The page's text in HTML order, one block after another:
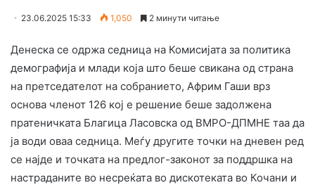
23.06.2025 15:33 1,050 2 минути читање
Денеска се одржа седница на Комисијата за политика
демографија и млади која што беше свикана од страна
на претседателот на собранието, Африм Гаши врз
основа членот 126 кој е решение беше задолжена
пратеничката Благица Ласовска од ВМРО-ДПМНЕ таа да
ја води оваа седница. Меѓу другите точки на дневен ред
се најде и точката на предлог-законот за поддршка на
настраданите во несреќата во дискотеката во Кочани и